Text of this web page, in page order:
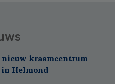
kraamcentrum
in Helmond